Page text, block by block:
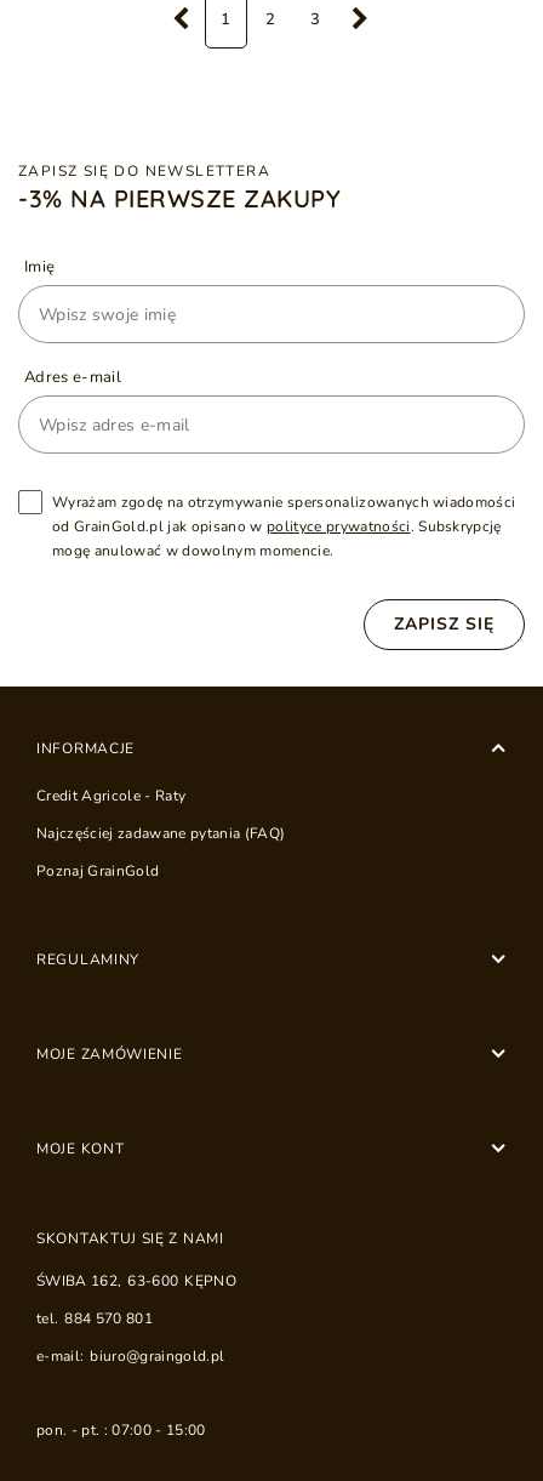
1 2 3
ZAPISZ SIĘ DO NEWSLETTERA
-3% NA PIERWSZE ZAKUPY
Imię
Adres e-mail
Wyrażam zgodę na otrzymywanie spersonalizowanych wiadomości
od GrainGold.pl jak opisano w polityce prywatności. Subskrypcję
mogę anulować w dowolnym momencie.
ZAPISZ SIĘ
INFORMACJE
Credit Agricole - Raty
Najczęściej zadawane pytania (FAQ)
Poznaj GrainGold
REGULAMINY
MOJE ZAMÓWIENIE
MOJE KONT
SKONTAKTUJ SIĘ Z NAMI
ŚWIBA 162, 63-600 KĘPNO
tel. 884 570 801
e-mail: biuro@graingold.pl
pon. - pt. : 07:00 - 15:00